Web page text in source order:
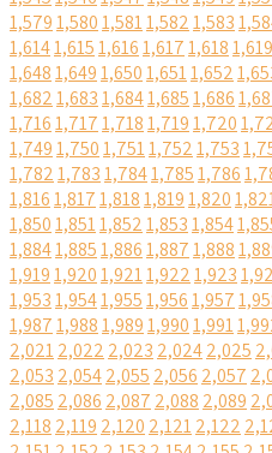
1,5791,5801,5811,5821,583
1,6141,6151,6161,6171,6181,619
1,6481,6491,6501,6511,652
1,6821,6831,6841,6851,686
1,7161,7171,7181,7191,720
1,7491,7501,7511,7521,753
1,7821,7831,7841,7851,786
1,8161,8171,8181,8191,820
1,8501,8511,8521,8531,854
1,8841,8851,8861,8871,888
1,9191,9201,9211,9221,923
1,9531,9541,9551,9561,957
1,9871,9881,9891,9901,991
2,0212,022 2,023 2,0242,025
2,053 2,0542,055 2,056 2,057
2,085 2,086 2,087 2,088 2,089
2,118 2,119 2,120 2,1212,122